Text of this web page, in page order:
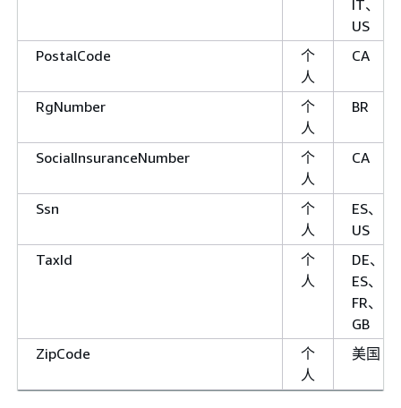
IT、
US
PostalCode
个
人
CA
RgNumber
个
人
BR
SocialInsuranceNumber
个
人
CA
Ssn
个
人
ES、
US
TaxId
个
人
DE、
ES、
FR、
GB
ZipCode
个
人
美国